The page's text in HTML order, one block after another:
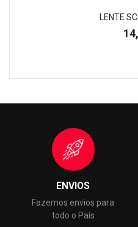
LENTE
ENVIOS
Fazemos envios para
todo o País